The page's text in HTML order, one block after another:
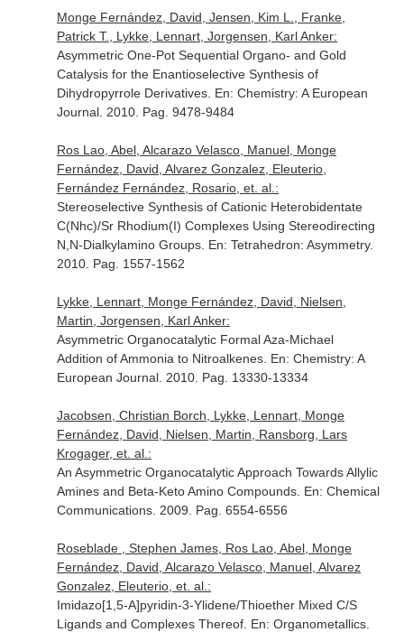
Monge Fernández, David, Jensen, Kim L., Franke,
Patrick T., Lykke, Lennart, Jorgensen, Karl Anker:
Asymmetric One-Pot Sequential Organo- and Gold
Catalysis for the Enantioselective Synthesis of
Dihydropyrrole Derivatives. En: Chemistry: A European
Journal. 2010. Pag. 9478-9484
Ros Lao, Abel, Alcarazo Velasco, Manuel, Monge
Fernández, David, Alvarez Gonzalez, Eleuterio,
Fernández Fernández, Rosario, et. al.:
Stereoselective Synthesis of Cationic Heterobidentate
C(Nhc)/Sr Rhodium(I) Complexes Using Stereodirecting
N,N-Dialkylamino Groups. En: Tetrahedron: Asymmetry.
2010. Pag. 1557-1562
Lykke, Lennart, Monge Fernández, David, Nielsen,
Martin, Jorgensen, Karl Anker:
Asymmetric Organocatalytic Formal Aza-Michael
Addition of Ammonia to Nitroalkenes. En: Chemistry: A
European Journal. 2010. Pag. 13330-13334
Jacobsen, Christian Borch, Lykke, Lennart, Monge
Fernández, David, Nielsen, Martin, Ransborg, Lars
Krogager, et. al.:
An Asymmetric Organocatalytic Approach Towards Allylic
Amines and Beta-Keto Amino Compounds. En: Chemical
Communications. 2009. Pag. 6554-6556
Roseblade , Stephen James, Ros Lao, Abel, Monge
Fernández, David, Alcarazo Velasco, Manuel, Alvarez
Gonzalez, Eleuterio, et. al.:
Imidazo[1,5-A]pyridin-3-Ylidene/Thioether Mixed C/S
Ligands and Complexes Thereof. En: Organometallics.